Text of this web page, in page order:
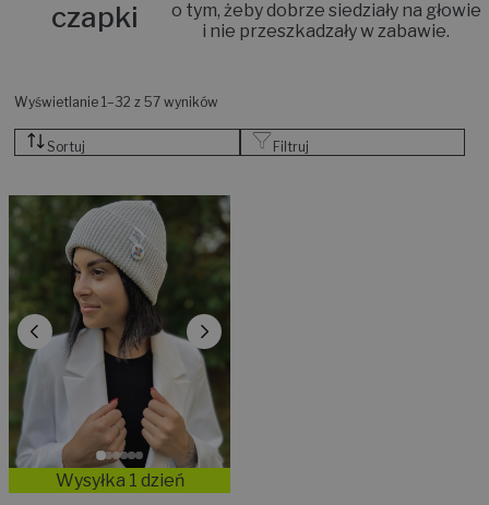
czapki
o tym, żeby dobrze siedziały na głowie
i nie przeszkadzały w zabawie.
Wyświetlanie 1–32 z 57 wyników
Sortuj Filtruj
Wysyłka 1 dzień